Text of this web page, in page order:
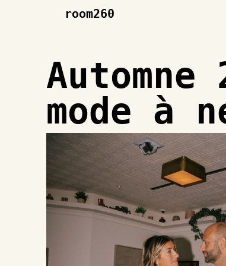
room260
mode à